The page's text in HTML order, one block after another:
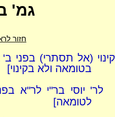
גמ'
חזור
קינוי (אל תסתרי) בפני ב'
בטומאה ולא בקינוי]
לר' יוסי בר"י לר"א
לטומאה]